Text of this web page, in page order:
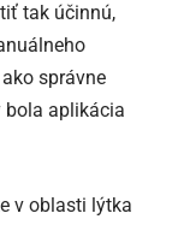
tak účinnú,
správne
bola aplikácia
v oblasti lýtka